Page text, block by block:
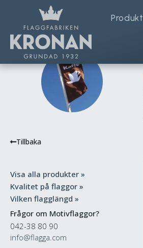
Tillbaka
Visa alla produkter »
Kvalitet på flaggor »
Vilken flagglängd »
Frågor om Motivflaggor?
042-38 80 90
info@flagga.com